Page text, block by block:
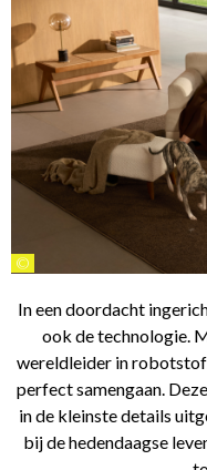
©
In een doordacht
ook de technologie.
wereldleider in
perfect samengaan.
in de kleinste details
bij de hedendaagse